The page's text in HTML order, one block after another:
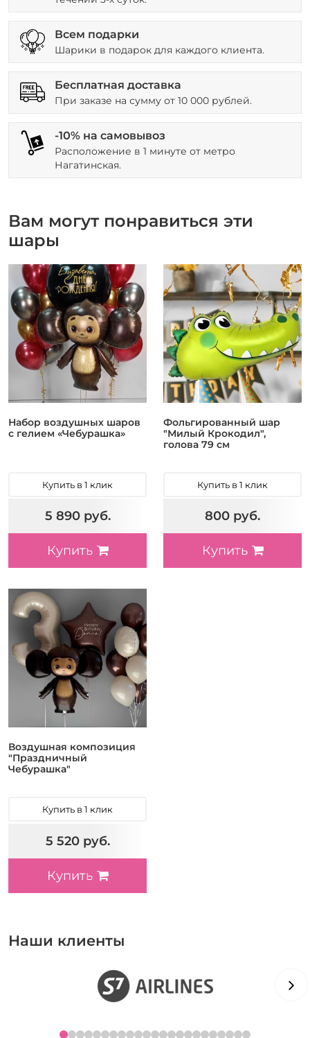
Всем подарки
Шарики в подарок для каждого клиента.
Бесплатная доставка
При заказе на сумму от 10 000 рублей.
-10% на самовывоз
Расположение в 1 минуте от метро
Нагатинская.
Вам могут понравиться эти
шары
Набор воздушных шаров
с гелием «Чебурашка»
Купить в 1 клик
5 890 руб.
Купить
Фольгированный шар
"Милый Крокодил",
голова 79 см
Купить в 1 клик
800 руб.
Купить
Воздушная композиция
"Праздничный
Чебурашка"
Купить в 1 клик
5 520 руб.
Купить
Наши клиенты